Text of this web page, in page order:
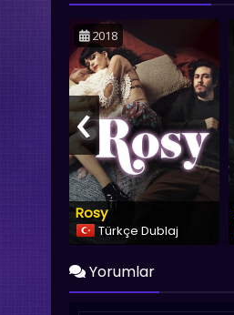
2018
Rosy
Türkçe Dublaj
‹
Yorumlar